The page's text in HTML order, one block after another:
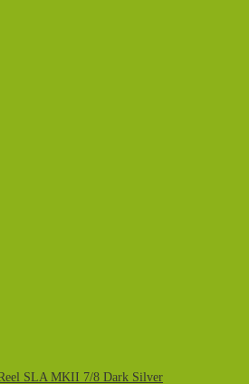
SLA MKII 7/8 Dark Silver